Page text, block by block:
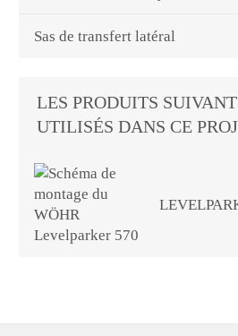
Sas de transfert latéral
LES PRODUITS
UTILISÉS DANS CE